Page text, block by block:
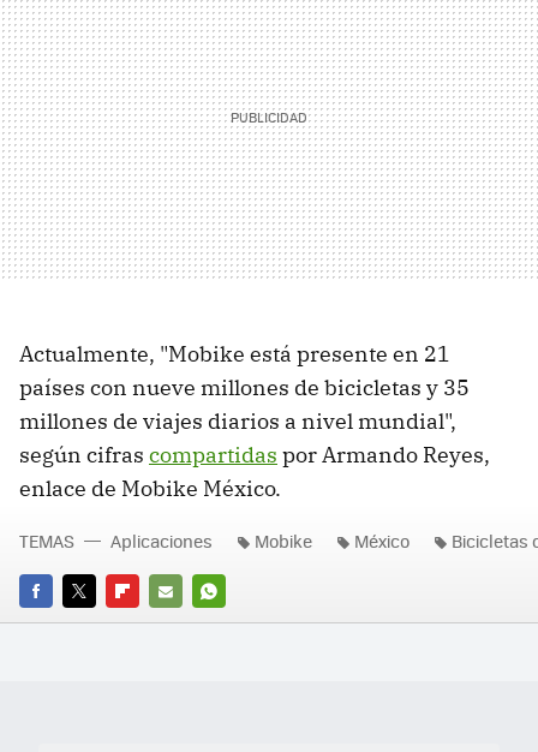
Actualmente, "Mobike está presente en 21
países con nueve millones de bicicletas y 35
millones de viajes diarios a nivel mundial",
según cifras compartidas por Armando Reyes,
enlace de Mobike México.
FACEBOOK
TWITTERFLIPBOARD
E-
WHATSAPP
TEMAS Aplicaciones Mobike México Bicicletas